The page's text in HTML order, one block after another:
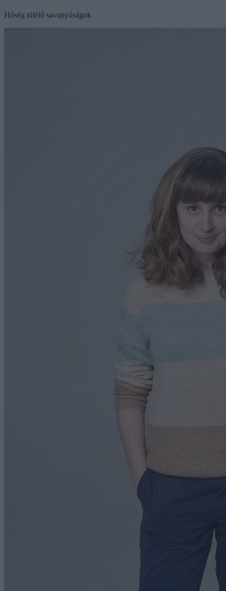
Hőség túlélő savanyúságok